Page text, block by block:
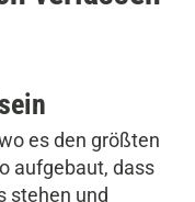
es den größten
aufgebaut, dass
stehen und